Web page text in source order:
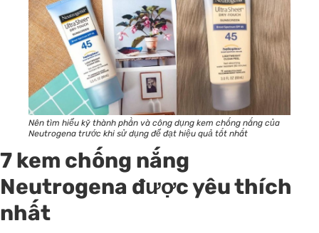
Nên tìm hiểu kỹ thành phần và công dụng kem chống nắng của
Neutrogena trước khi sử dụng để đạt hiệu quả tốt nhất
7 kem chống nắng
Neutrogena được yêu thích
nhất